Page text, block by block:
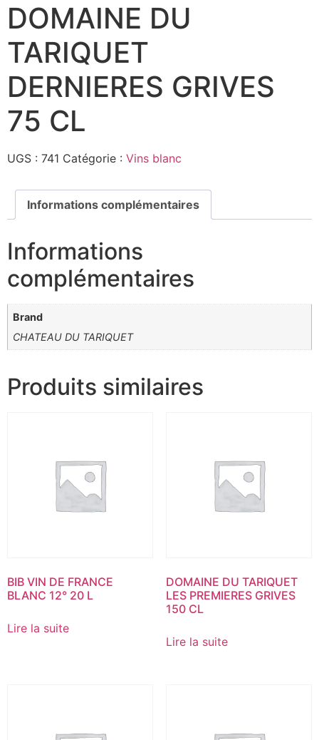
DOMAINE DU
TARIQUET
DERNIERES GRIVES
75 CL
UGS : 741 Catégorie : Vins blanc
Informations complémentaires
Informations
complémentaires
Brand
CHATEAU DU TARIQUET
Produits similaires
BIB VIN DE FRANCE
BLANC 12° 20 L
Lire la suite
DOMAINE DU TARIQUET
LES PREMIERES GRIVES
150 CL
Lire la suite